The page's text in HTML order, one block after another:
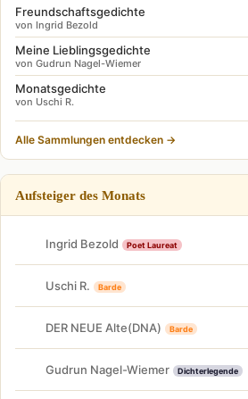
Freundschaftsgedichte
von Ingrid Bezold
Meine Lieblingsgedichte
von Gudrun Nagel-Wiemer
Monatsgedichte
von Uschi R.
Alle Sammlungen entdecken →
Aufsteiger des Monats
Ingrid Bezold Poet Laureat
Uschi R. Barde
DER NEUE Alte(DNA) Barde
Gudrun Nagel-Wiemer Dichterlegende